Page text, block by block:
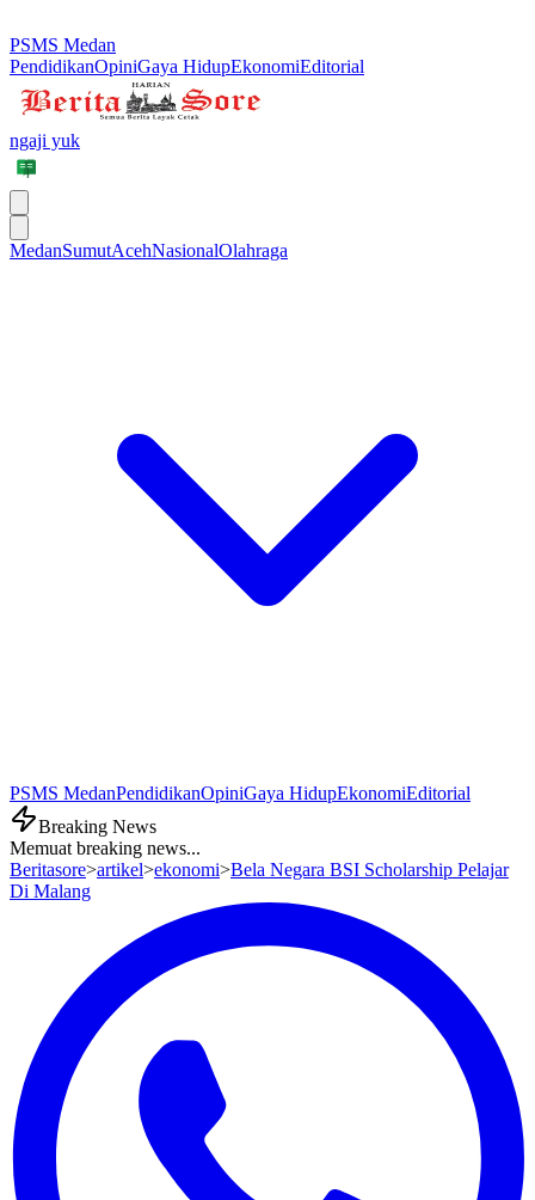
PSMS Medan
PendidikanOpiniGaya HidupEkonomiEditorial
ngaji yuk
MedanSumutAcehNasionalOlahraga
PSMS MedanPendidikanOpiniGaya HidupEkonomiEditorial
Breaking News
Memuat breaking news...
Beritasore>artikel>ekonomi>Bela Negara BSI Scholarship Pelajar
Di Malang